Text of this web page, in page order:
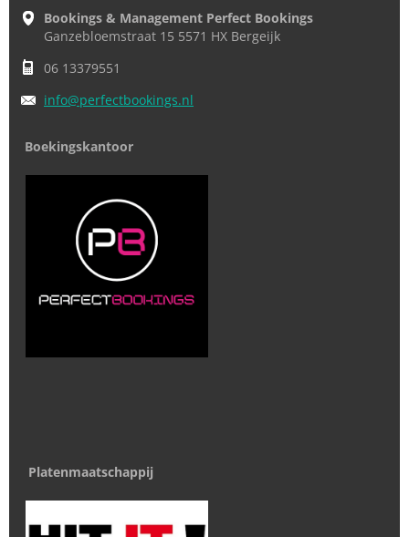
Bookings & Management Perfect Bookings
Ganzebloemstraat 15 5571 HX Bergeijk
06 13379551
info@perfectbookings.nl
Boekingskantoor
Platenmaatschappij